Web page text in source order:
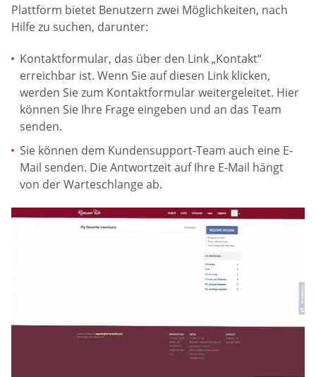
Plattform bietet Benutzern zwei Möglichkeiten, nach
Hilfe zu suchen, darunter:
Kontaktformular, das über den Link „Kontakt“
erreichbar ist. Wenn Sie auf diesen Link klicken,
werden Sie zum Kontaktformular weitergeleitet. Hier
können Sie Ihre Frage eingeben und an das Team
senden.
Sie können dem Kundensupport-Team auch eine E-
Mail senden. Die Antwortzeit auf Ihre E-Mail hängt
von der Warteschlange ab.